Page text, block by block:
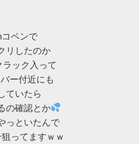
ペンで
リしたのか
ック入って
ー付近にも
ていたら
の確認とか
っといたんで
ってますｗｗ